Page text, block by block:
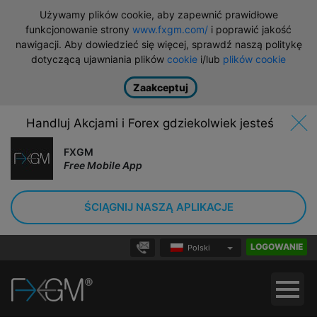
Używamy plików cookie, aby zapewnić prawidłowe
funkcjonowanie strony www.fxgm.com/ i poprawić jakość
nawigacji. Aby dowiedzieć się więcej, sprawdź naszą politykę
dotyczącą ujawniania plików cookie i/lub plików cookie
Zaakceptuj
Handluj Akcjami i Forex gdziekolwiek jesteś
FXGM
Free Mobile App
ŚCIĄGNIJ NASZĄ APLIKACJE
Polski LOGOWANIE